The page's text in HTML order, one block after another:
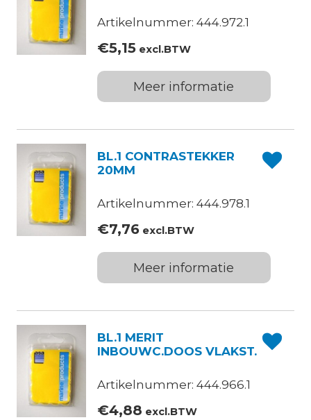
Artikelnummer: 444.972.1
€5,15excl.BTW
Meer informatie
BL.1 CONTRASTEKKER
20MM
Artikelnummer: 444.978.1
€7,76excl.BTW
Meer informatie
BL.1 MERIT
INBOUWC.DOOS VLAKST.
Artikelnummer: 444.966.1
€4,88 excl.BTW